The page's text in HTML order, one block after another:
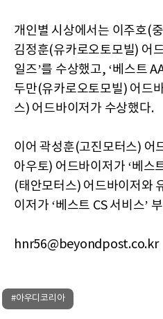
개인별 시상에서는 이주호(
김정훈(유카로오토모빌) 어
일즈’를 수상했고, ‘베스트
두만(유카로오토모빌) 어드
스) 어드바이저가 수상했다.
이어 곽성훈(고진모터스) 어
아우토) 어드바이저가 ‘베스
(태안모터스) 어드바이저와
이저가 ‘베스트 CS 서비스’
hnr56@beyondpost.co.kr
#아우디코리아